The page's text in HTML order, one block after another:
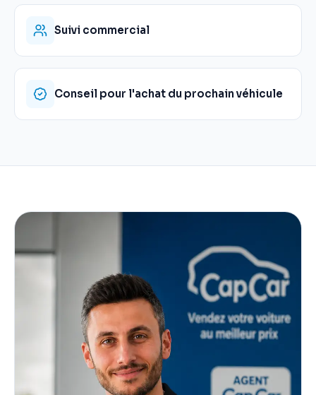
Suivi commercial
Conseil pour l'achat du prochain véhicule